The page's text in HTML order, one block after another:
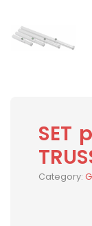
SET
Category: